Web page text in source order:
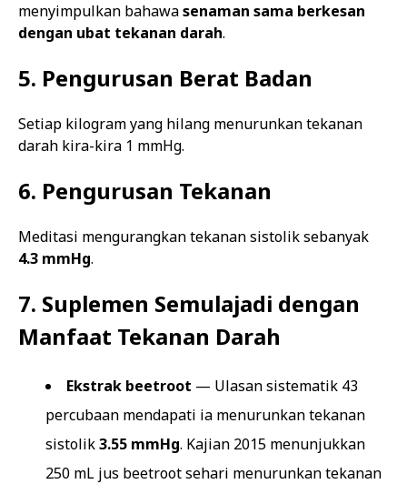
menyimpulkan bahawasenaman sama berkesan
dengan ubat tekanan darah.
5. Pengurusan Berat Badan
Setiap kilogram yang hilang menurunkan tekanan
darah kira-kira 1 mmHg.
6. Pengurusan Tekanan
Meditasi mengurangkan tekanan sistolik sebanyak
4.3 mmHg.
7. Suplemen Semulajadi dengan
Manfaat Tekanan Darah
Ekstrak beetroot — Ulasan sistematik 43
percubaan mendapati ia menurunkan tekanan
sistolik3.55 mmHg. Kajian 2015 menunjukkan
250 mL jus beetroot sehari menurunkan tekanan